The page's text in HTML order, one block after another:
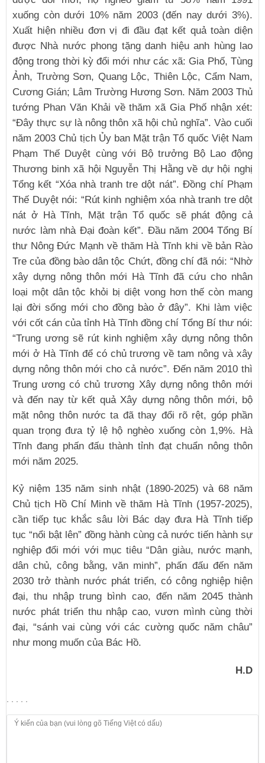
xuống còn dưới 10% năm 2003 (đến nay dưới 3%).
Xuất hiện nhiều đơn vị đi đầu đạt kết quả toàn diện
được Nhà nước phong tặng danh hiệu anh hùng lao
động trong thời kỳ đổi mới như các xã: Gia Phố, Tùng
Ảnh, Trường Sơn, Quang Lộc, Thiên Lộc, Cẩm Nam,
Cương Gián; Lâm Trường Hương Sơn. Năm 2003 Thủ
tướng Phan Văn Khải về thăm xã Gia Phố nhận xét:
“Đây thực sự là nông thôn xã hội chủ nghĩa”. Vào cuối
năm 2003 Chủ tịch Ủy ban Mặt trận Tổ quốc Việt Nam
Phạm Thế Duyệt cùng với Bộ trưởng Bộ Lao động
Thương binh xã hội Nguyễn Thị Hằng về dự hội nghị
Tổng kết “Xóa nhà tranh tre dột nát”. Đồng chí Phạm
Thế Duyệt nói: “Rút kinh nghiệm xóa nhà tranh tre dột
nát ở Hà Tĩnh, Mặt trận Tổ quốc sẽ phát động cả
nước làm nhà Đại đoàn kết”. Đầu năm 2004 Tổng Bí
thư Nông Đức Mạnh về thăm Hà Tĩnh khi về bản Rào
Tre của đồng bào dân tộc Chứt, đồng chí đã nói: “Nhờ
xây dựng nông thôn mới Hà Tĩnh đã cứu cho nhân
loại một dân tộc khỏi bị diệt vong hơn thế còn mang
lại đời sống mới cho đồng bào ở đây”. Khi làm việc
với cốt cán của tỉnh Hà Tĩnh đồng chí Tổng Bí thư nói:
“Trung ương sẽ rút kinh nghiệm xây dựng nông thôn
mới ở Hà Tĩnh để có chủ trương về tam nông và xây
dựng nông thôn mới cho cả nước”. Đến năm 2010 thì
Trung ương có chủ trương Xây dựng nông thôn mới
và đến nay từ kết quả Xây dựng nông thôn mới, bộ
mặt nông thôn nước ta đã thay đổi rõ rệt, góp phần
quan trọng đưa tỷ lệ hộ nghèo xuống còn 1,9%. Hà
Tĩnh đang phấn đấu thành tỉnh đạt chuẩn nông thôn
mới năm 2025.
Kỷ niệm 135 năm sinh nhật (1890-2025) và 68 năm
Chủ tịch Hồ Chí Minh về thăm Hà Tĩnh (1957-2025),
cần tiếp tục khắc sâu lời Bác dạy đưa Hà Tĩnh tiếp
tục “nổi bật lên” đồng hành cùng cả nước tiến hành sự
nghiệp đổi mới với mục tiêu “Dân giàu, nước mạnh,
dân chủ, công bằng, văn minh”, phấn đấu đến năm
2030 trở thành nước phát triển, có công nghiệp hiện
đại, thu nhập trung bình cao, đến năm 2045 thành
nước phát triển thu nhập cao, vươn mình cùng thời
đại, “sánh vai cùng với các cường quốc năm châu”
như mong muốn của Bác Hồ.
H.D